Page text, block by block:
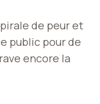
de peur et
public pour de
encore la